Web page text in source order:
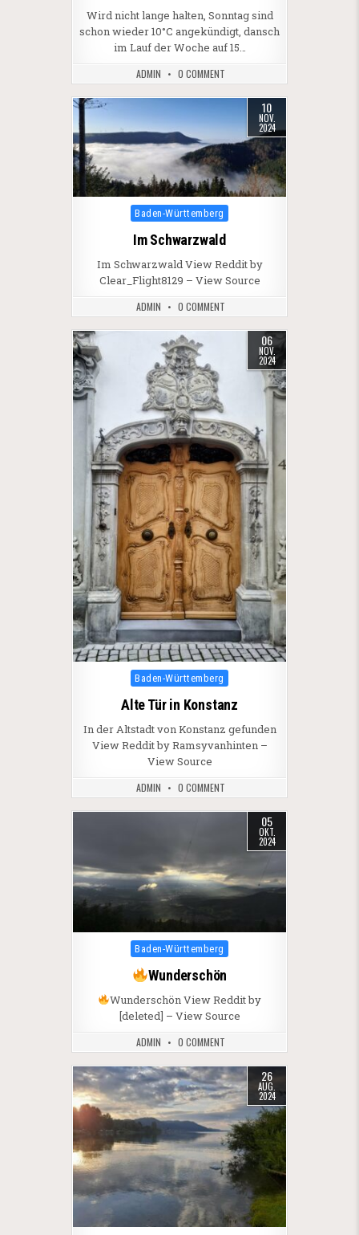
Wird nicht lange halten, Sonntag sind
schon wieder 10°C angekündigt, dansch
im Lauf der Woche auf 15…
ADMIN 0 COMMENT
10
NOV.
2024
Posted in
Baden-Württemberg
Im Schwarzwald
Im Schwarzwald View Reddit by
Clear_Flight8129 – View Source
ADMIN 0 COMMENT
06
NOV.
2024
Posted in
Baden-Württemberg
Alte Tür in Konstanz
In der Altstadt von Konstanz gefunden
View Reddit by Ramsyvanhinten –
View Source
ADMIN 0 COMMENT
05
OKT.
2024
Posted in
Baden-Württemberg
Wunderschön
Wunderschön View Reddit by
[deleted] – View Source
ADMIN 0 COMMENT
26
AUG.
2024